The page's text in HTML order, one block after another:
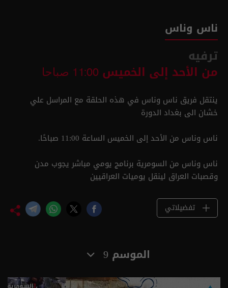
ناس وناس
ترفيه
من الأحد إلى الخميس 11:00 صباحا
ينتقل فريق ناس وناس في هذه الحلقة مع المراسل علي
خشان الى بغداد الدورة
ناس وناس من الأحد إلى الخميس الساعة 11:00 صباحًا.
ناس وناس من السومرية برنامج يومي مباشر يجوب مدن
وقصبات العراق لينقل يوميات العراقيين
تفضيلاتي
الموسم 9